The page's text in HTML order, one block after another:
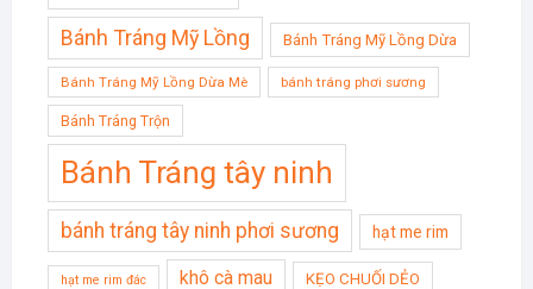
Bánh Tráng Mỹ Lồng Bánh Tráng Mỹ Lồng Dừa
Bánh Tráng Mỹ Lồng Dừa Mè bánh tráng phơi sương
Bánh Tráng Trộn
Bánh Tráng tây ninh
bánh tráng tây ninh phơi sương hạt me rim
hạt me rim đác khô cà mau KẸO CHUỐI DẺO